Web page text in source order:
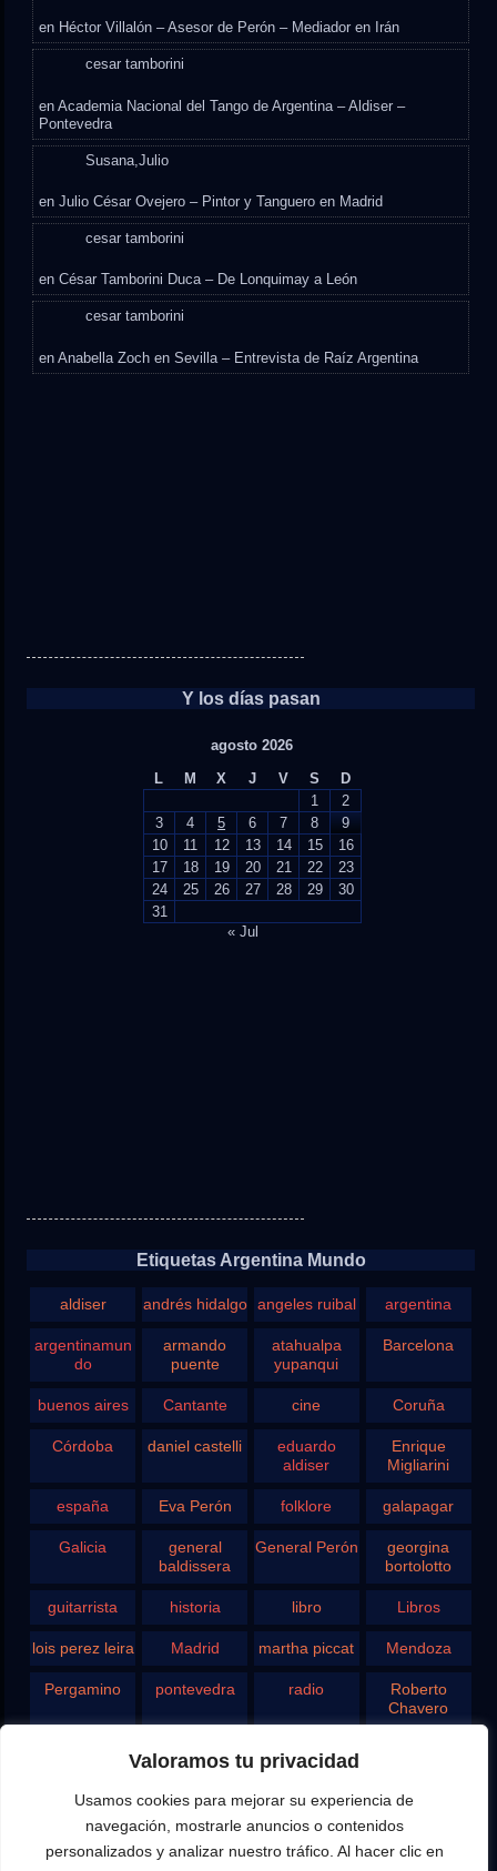
Valoramos tu privacidad
Usamos cookies para mejorar su experiencia de
navegación, mostrarle anuncios o contenidos
personalizados y analizar nuestro tráfico. Al hacer clic en
en Héctor Villalón – Asesor de Perón – Mediador en Irán
cesar tamborini
enAcademia Nacional del Tango de Argentina – Aldiser –
Pontevedra
Susana,Julio
enJulio César Ovejero – Pintor y Tanguero en Madrid
cesar tamborini
enCésar Tamborini Duca – De Lonquimay a León
cesar tamborini
enAnabella Zoch en Sevilla – Entrevista de Raíz Argentina
Y los días pasan
agosto 2026
L
M X J V S
D
1
2
3
4 5 6 7 8
9
10
11 12 13 14 15
16
17
18 19 20 21 22
23
24
25 26 27 28 29
30
31
« Jul
Etiquetas Argentina Mundo
aldiser andrés hidalgo angeles ruibal argentina
argentinamun
do
armando
puente
atahualpa
yupanqui
Barcelona
buenos aires Cantante cine Coruña
Córdoba daniel castelli
eduardo
aldiser
Enrique
Migliarini
españa Eva Perón folklore galapagar
Galicia
general
baldissera
General Perón
georgina
bortolotto
guitarrista historia libro Libros
lois perez leira Madrid martha piccat Mendoza
Pergamino pontevedra radio
Roberto
Chavero
Tango teatro television vigo
yupanqui